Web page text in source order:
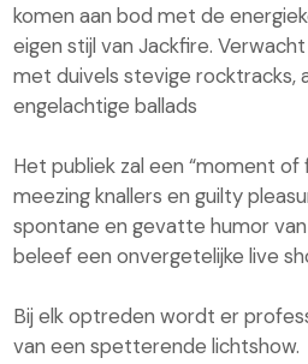
komen aan bod met de
eigen stijl van Jackfire.
met duivels stevige rocktracks,
engelachtige ballads
Het publiek zal een “moment
meezing knallers en guilty
spontane en gevatte humor
beleef een onvergetelijke live
Bij elk optreden wordt er
van een spetterende lichtshow.